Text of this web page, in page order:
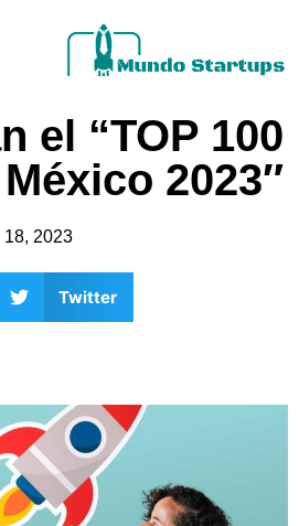
el “TOP 100
2023″
18, 2023
Twitter